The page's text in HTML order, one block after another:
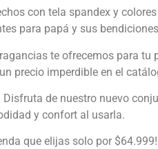
con tela spandex y
para papá y sus
te ofrecemos para
precio imperdible en el
Disfruta de nuestro nuevo
y confort al usarla.
que elijas solo por